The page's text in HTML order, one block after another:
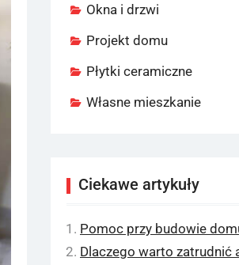
Okna i drzwi
Projekt domu
Płytki ceramiczne
Własne mieszkanie
Ciekawe artykuły
Pomoc przy budowie
Dlaczego warto zatrudnić